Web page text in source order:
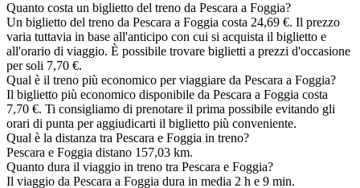
Quanto costa un biglietto del treno da Pescara a Foggia?
Un biglietto del treno da Pescara a Foggia costa 24,69 €. Il prezzo
varia tuttavia in base all'anticipo con cui si acquista il biglietto e
all'orario di viaggio. È possibile trovare biglietti a prezzi d'occasione
per soli 7,70 €.
Qual è il treno più economico per viaggiare da Pescara a Foggia?
Il biglietto più economico disponibile da Pescara a Foggia costa
7,70 €. Ti consigliamo di prenotare il prima possibile evitando gli
orari di punta per aggiudicarti il biglietto più conveniente.
Qual è la distanza tra Pescara e Foggia in treno?
Pescara e Foggia distano 157,03 km.
Quanto dura il viaggio in treno tra Pescara e Foggia?
Il viaggio da Pescara a Foggia dura in media 2 h e 9 min.